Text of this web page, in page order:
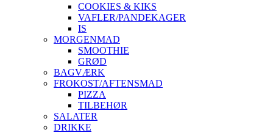
COOKIES & KIKS
VAFLER/PANDEKAGER
IS
MORGENMAD
SMOOTHIE
GRØD
BAGVÆRK
FROKOST/AFTENSMAD
PIZZA
TILBEHØR
SALATER
DRIKKE